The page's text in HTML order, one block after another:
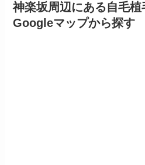
神楽坂周辺にある自毛
Googleマップから探す